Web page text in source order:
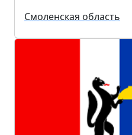
Смоленская область